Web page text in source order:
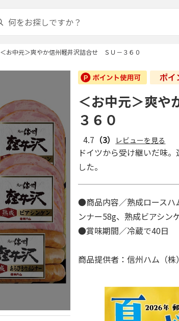
＜お中元＞爽やか信州軽井沢詰合せ ＳＵ－３６０
＜お中元＞爽
３６０
4.7 （3） レビューを見る
ドイツから受け継いだ味
した。
●商品内容／熟成ロースハ
ンナー58g、熟成ビアシ
●賞味期間／冷蔵で40日
商品提供者：信州ハム（株）